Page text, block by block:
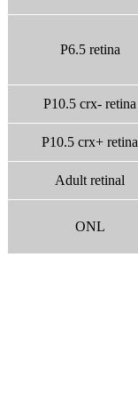
P6.5 retina
P10.5 crx- retina
P10.5 crx+ retina
Adult retinal
ONL